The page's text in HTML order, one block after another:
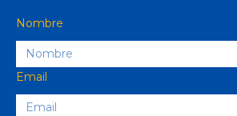
Nombre
Email